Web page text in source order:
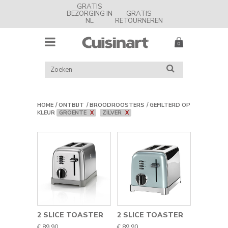
GRATIS
BEZORGING IN
NL
GRATIS
RETOURNEREN
MENU
Nederland
ZOEK
ZOEKEN
HOME ONTBIJT BROODROOSTERS
GEFILTERD OP
KLEUR GROENTE X ZILVER X
2 SLICE TOASTER 2 SLICE TOASTER